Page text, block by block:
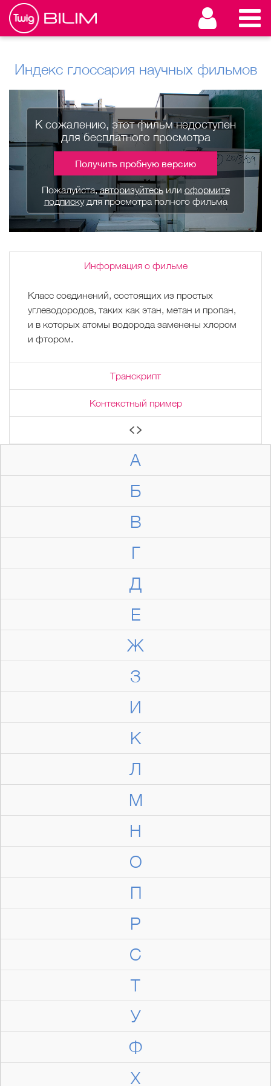
Индекс глоссария научных фильмов
А
Б
В
Г
Д
Е
Ж
З
И
К
Л
М
Н
О
П
Р
С
Т
У
Ф
Х
К сожалению, этот фильм недоступен
для бесплатного просмотра
Получить пробную версию
Пожалуйста,авторизуйтесьили оформите
подпискудля просмотра полного фильма
Информация о фильме
Класс соединений, состоящих из простых
углеводородов, таких как этан, метан и пропан,
и в которых атомы водорода заменены хлором
и фтором.
Транскрипт
Контекстный пример